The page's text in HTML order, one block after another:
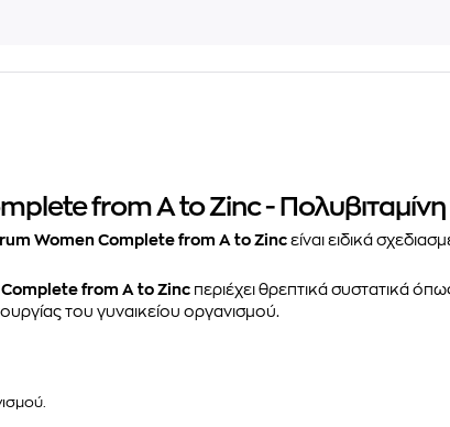
from A to Zinc - Πολυβιταμίνη
Women Complete from A to Zinc είναι ειδικά
from A to Zinc περιέχει θρεπτικά συστατικά
του γυναικείου οργανισμού.